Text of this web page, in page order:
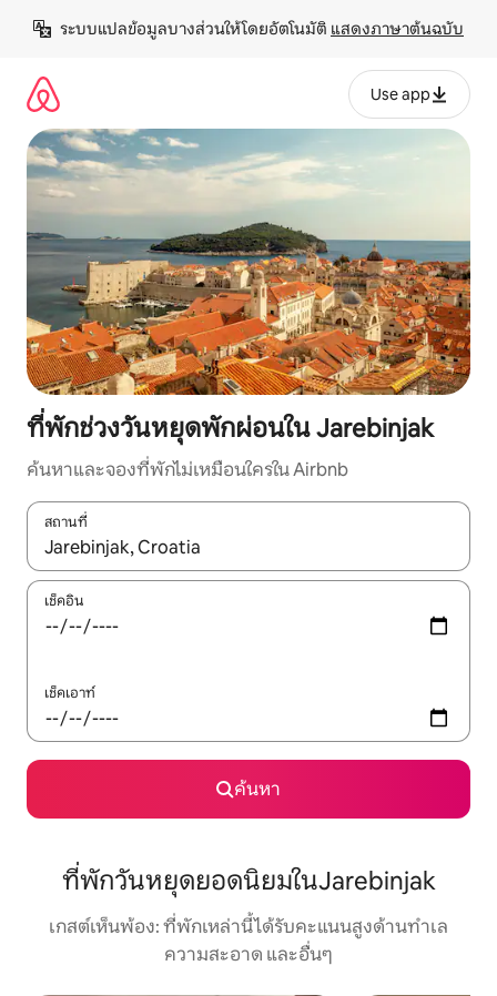
เนื้อหา
ระบบแปลข้อมูลบางส่วนให้โดยอัตโนมัติ แสดงภาษาต้นฉบับ
Use app
ที่พักช่วงวันหยุดพักผ่อนใน Jarebinjak
ค้นหาและจองที่พักไม่เหมือนใครใน Airbnb
สถานที่
ใช้ลูกศรขึ้นลง หรือใช้การสัมผัสหรือปัด เพื่อสำรวจผลการค้นหา
เช็คอิน
เช็คเอาท์
ค้นหา
ที่พักวันหยุดยอดนิยมในJarebinjak
เกสต์เห็นพ้อง: ที่พักเหล่านี้ได้รับคะแนนสูงด้านทำเล
ความสะอาด และอื่นๆ